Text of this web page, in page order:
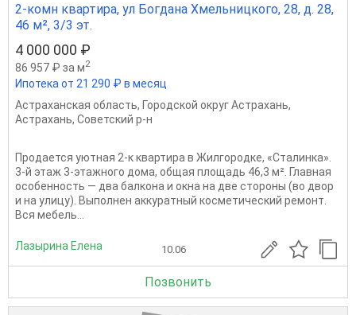
2-комн квартира, ул Богдана Хмельницкого, 28, д. 28,
46 м², 3/3 эт.
4 000 000 ₽
86 957 ₽ за м2
Ипотека от 21 290 ₽ в месяц
Астраханская область, Городской округ Астрахань,
Астрахань, Советский р-н
Продается уютная 2-к квартира в Жилгородке, «Сталинка».
3-й этаж 3-этажного дома, общая площадь 46,3 м². Главная
особенность — два балкона и окна на две стороны (во двор
и на улицу). Выполнен аккуратный косметический ремонт.
Вся мебель...
Лазырина Елена 10.06
Позвонить